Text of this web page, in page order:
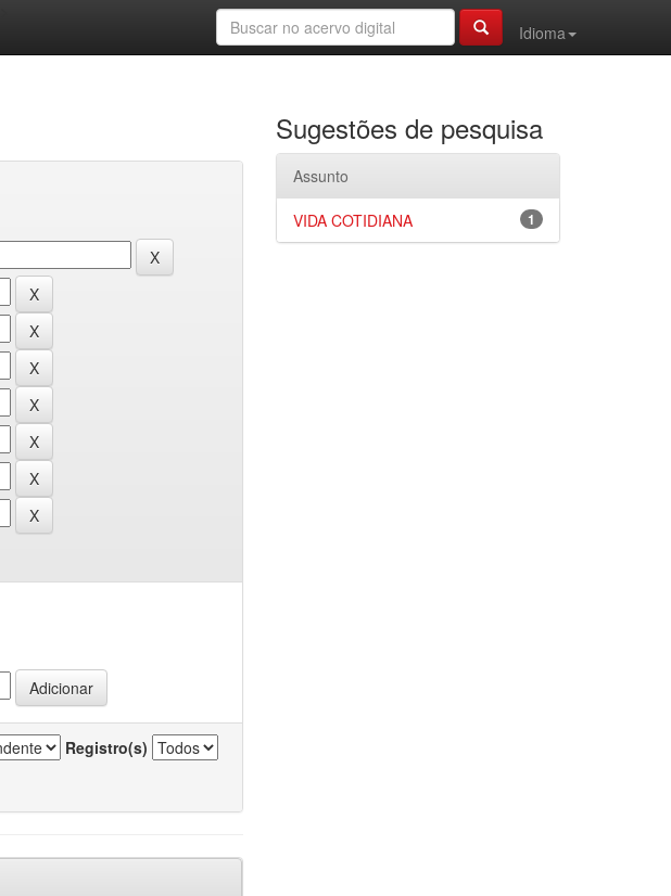
Idioma
Registro(s)
Sugestões de pesquisa
Assunto
1
VIDA COTIDIANA